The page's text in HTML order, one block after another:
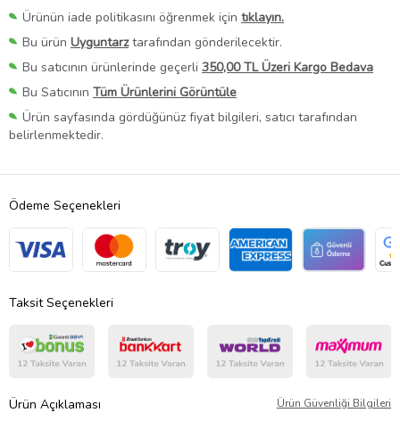
Ürünün iade politikasını öğrenmek için tıklayın.
Bu ürün Uyguntarztarafından gönderilecektir.
Bu satıcının ürünlerinde geçerli 350,00 TL Üzeri Kargo Bedava
Bu Satıcının Tüm Ürünlerini Görüntüle
Ürün sayfasında gördüğünüz fiyat bilgileri, satıcı tarafından
belirlenmektedir.
Ödeme Seçenekleri
Taksit Seçenekleri
Ürün Açıklaması Ürün Güvenliği Bilgileri